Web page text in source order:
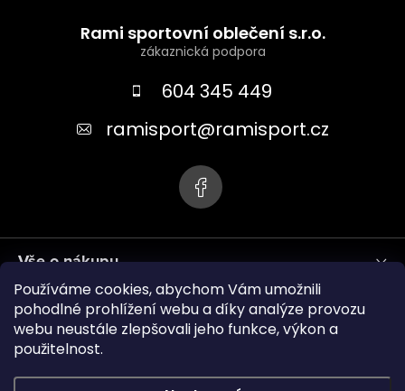
Používáme cookies, abychom Vám umožnili
pohodlné prohlížení webu a díky analýze provozu
webu neustále zlepšovali jeho funkce, výkon a
použitelnost.
Rami sportovní oblečení s.r.o.
604 345 449
ramisport@ramisport.cz
Vše o nákupu
Informace pro vás